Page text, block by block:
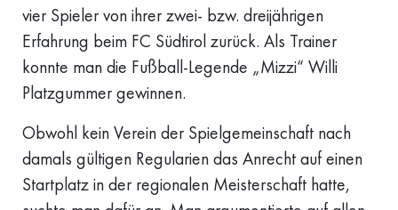
vier Spieler von ihrer zwei- bzw. dreijährigen
Erfahrung beim FC Südtirol zurück. Als Trainer
konnte man die Fußball-Legende „Mizzi“ Willi
Platzgummer gewinnen.
Obwohl kein Verein der Spielgemeinschaft nach
damals gültigen Regularien das Anrecht auf einen
Startplatz in der regionalen Meisterschaft hatte,